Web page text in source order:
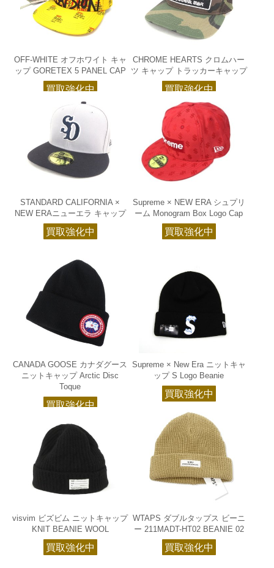
OFF-WHITE オフホワイト キャ
ップ GORETEX 5 PANEL CAP
買取強化中
CHROME HEARTS クロムハー
ツ キャップ トラッカーキャップ
買取強化中
STANDARD CALIFORNIA ×
NEW ERAニューエラ キャップ
買取強化中
Supreme × NEW ERA シュプリ
ーム Monogram Box Logo Cap
買取強化中
CANADA GOOSE カナダグース
ニットキャップ Arctic Disc
Toque
買取強化中
Supreme × New Era ニットキャ
ップ S Logo Beanie
買取強化中
visvim ビズビム ニットキャップ
KNIT BEANIE WOOL
買取強化中
WTAPS ダブルタップス ビーニ
ー 211MADT-HT02 BEANIE 02
買取強化中